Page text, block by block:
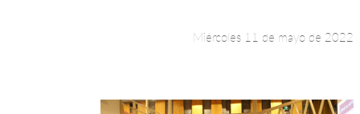
Miércoles 11 de mayo de 2022